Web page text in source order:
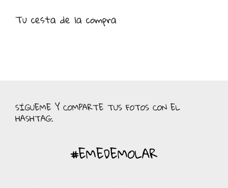
Tu cesta de la compra
SÍGUEME Y COMPARTE TUS FOTOS CON EL
HASHTAG:
#EMEDEMOLAR